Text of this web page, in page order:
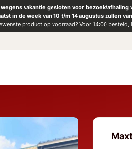
vakantie gesloten voor bezoek/afhaling
in de week van 10 t/m 14 augustus zullen
product op voorraad? Voor 14:00 besteld,